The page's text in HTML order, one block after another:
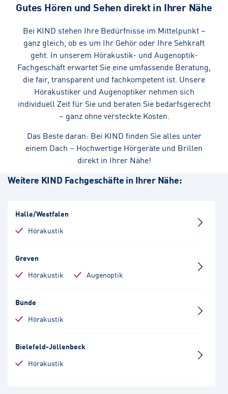
Gutes Hören und Sehen direkt in Ihrer Nähe
Bei KIND stehen Ihre Bedürfnisse im Mittelpunkt –
ganz gleich, ob es um Ihr Gehör oder Ihre Sehkraft
geht. In unserem Hörakustik- und Augenoptik-
Fachgeschäft erwartet Sie eine umfassende Beratung,
die fair, transparent und fachkompetent ist. Unsere
Hörakustiker und Augenoptiker nehmen sich
individuell Zeit für Sie und beraten Sie bedarfsgerecht
– ganz ohne versteckte Kosten.
Das Beste daran: Bei KIND finden Sie alles unter
einem Dach – Hochwertige Hörgeräte und Brillen
direkt in Ihrer Nähe!
Weitere KIND Fachgeschäfte in Ihrer Nähe:
Halle/Westfalen
Hörakustik
Greven
Hörakustik
Augenoptik
Bünde
Hörakustik
Bielefeld-Jöllenbeck
Hörakustik